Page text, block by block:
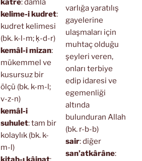
katre: damla
kelime-i kudret:
kudret kelimesi
(bk. k-l-m; ḳ-d-r)
kemâl-i mizan:
mükemmel ve
kusursuz bir
ölçü (bk. k-m-l;
v-z-n)
kemâl-i
suhulet: tam bir
kolaylık (bk. k-
m-l)
varlığa yaratılış
gayelerine
ulaşmaları için
muhtaç olduğu
şeyleri veren,
onları terbiye
edip idaresi ve
egemenliği
altında
bulunduran Allah
(bk. r-b-b)
sair: diğer
san’atkârâne: